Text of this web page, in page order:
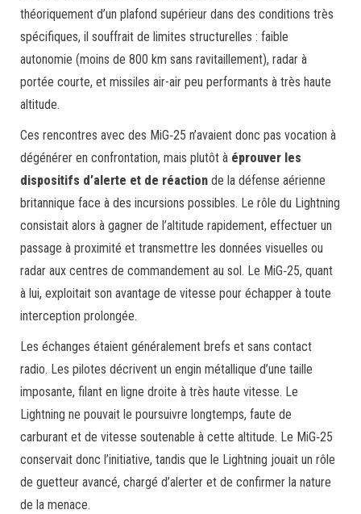
théoriquement d’un plafond supérieur dans des conditions très
spécifiques, il souffrait de limites structurelles : faible
autonomie (moins de 800 km sans ravitaillement), radar à
portée courte, et missiles air-air peu performants à très haute
altitude.
Ces rencontres avec des MiG‑25 n’avaient donc pas vocation à
dégénérer en confrontation, mais plutôt à éprouver les
dispositifs d’alerte et de réaction de la défense aérienne
britannique face à des incursions possibles. Le rôle du Lightning
consistait alors à gagner de l’altitude rapidement, effectuer un
passage à proximité et transmettre les données visuelles ou
radar aux centres de commandement au sol. Le MiG‑25, quant
à lui, exploitait son avantage de vitesse pour échapper à toute
interception prolongée.
Les échanges étaient généralement brefs et sans contact
radio. Les pilotes décrivent un engin métallique d’une taille
imposante, filant en ligne droite à très haute vitesse. Le
Lightning ne pouvait le poursuivre longtemps, faute de
carburant et de vitesse soutenable à cette altitude. Le MiG‑25
conservait donc l’initiative, tandis que le Lightning jouait un rôle
de guetteur avancé, chargé d’alerter et de confirmer la nature
de la menace.